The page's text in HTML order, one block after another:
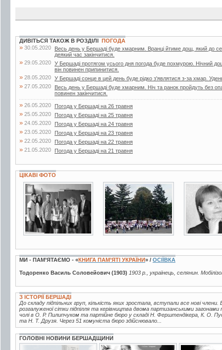
ДИВІТЬСЯ ТАКОЖ В РОЗДІЛІ ПОГОДА
» 30.05.2020
Весь день у Бершаді буде хмарним. Вранці йтиме дощ, який до
деякий час закінчитися.
» 29.05.2020 У Бершаді протягом усього дня погода буде похмурою. Нічний
він повинен припинитися.
» 28.05.2020 У Бершаді сонце в цей день буде рідко з'являтися з-за хмар.
» 27.05.2020
Весь день у Бершаді буде хмарним. Ніч та ранок пройдуть без
повинен закінчитися.
» 26.05.2020 Погода у Бершаді на 26 травня
» 25.05.2020 Погода у Бершаді на 25 травня
» 24.05.2020 Погода у Бершаді на 24 травня
» 23.05.2020 Погода у Бершаді на 23 травня
» 22.05.2020 Погода у Бершаді на 22 травня
» 21.05.2020 Погода у Бершаді на 21 травня
ЦІКАВІ ФОТО
2 фото 19 фото 3 фото
МИ - ПАМ’ЯТАЄМО - «КНИГА ПАМ’ЯТІ УКРАЇНИ» / ОСІЇВКА
Тодоренко Василь Соловейович (1903) 1903 р., українець, селянин.
З ІСТОРІЇ БЕРШАДІ
До складу підпільних груп, кількість яких зростала, вступали все нові члени.
розгалуженої сітки підпілля та керівництва двома партизанськими
чолі в О. Р. Пилипчуком та партійне бюро у складі Н. Ферштендікера, К. О.
та Н. Т. Друзя. Через 51 комуніста бюро здійснювало...
ГОЛОВНІ НОВИНИ БЕРШАДЩИНИ